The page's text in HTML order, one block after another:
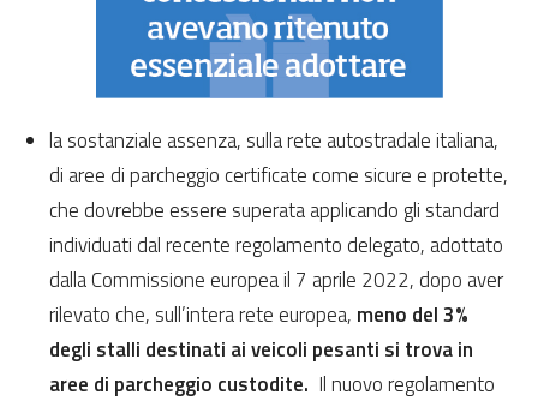
la sostanziale assenza, sulla rete autostradale italiana,
di aree di parcheggio certificate come sicure e protette,
che dovrebbe essere superata applicando gli standard
individuati dal recente regolamento delegato, adottato
dalla Commissione europea il 7 aprile 2022, dopo aver
rilevato che, sull’intera rete europea, meno del 3%
degli stalli destinati ai veicoli pesanti si trova in
aree di parcheggio custodite. Il nuovo regolamento